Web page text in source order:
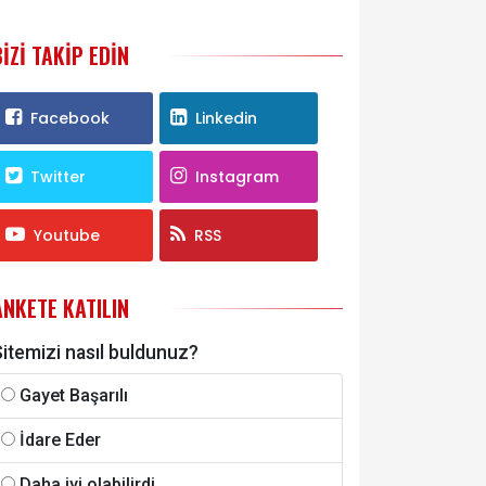
TAKIP EDIN
Facebook Linkedin
Twitter Instagram
Youtube RSS
KATILIN
nasıl buldunuz?
Gayet Başarılı
İdare Eder